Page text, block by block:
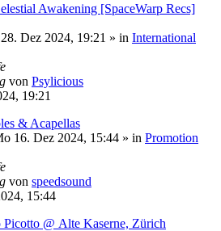
Awakening [SpaceWarp Recs]
Dez 2024, 19:21 » in International
von Psylicious
19:21
& Acapellas
16. Dez 2024, 15:44 » in Promotion
von speedsound
15:44
@ Alte Kaserne, Zürich